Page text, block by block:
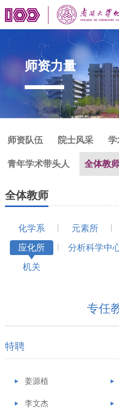
师资力量
师资力量
师资队伍 院士风采 学
青年学术带头人 全体教
全体教师
化学系 元素所
应化所
分析科学中
机关
专任
特聘
姜源植
李文杰